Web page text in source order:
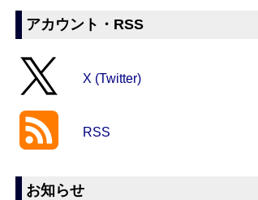
アカウント・RSS
X (Twitter)
RSS
お知らせ